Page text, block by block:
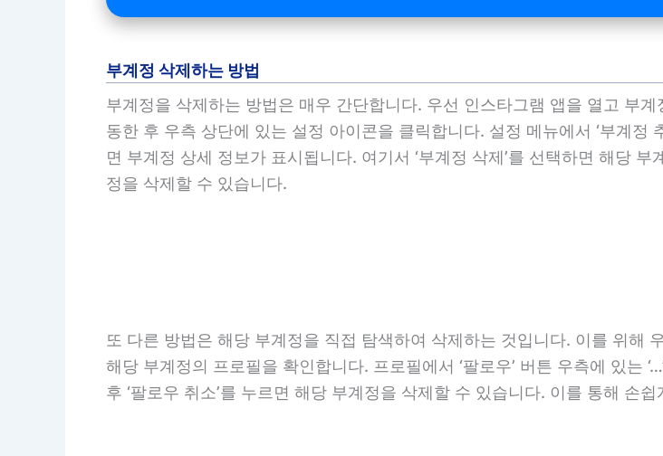
부계정 삭제하는 방법
부계정을 삭제하는 방법은 매우 간단합니다. 우선 인스타그램 앱을 열고 부
동한 후 우측 상단에 있는 설정 아이콘을 클릭합니다. 설정 메뉴에서 ‘부계정
면 부계정 상세 정보가 표시됩니다. 여기서 ‘부계정 삭제’를 선택하면 해당
정을 삭제할 수 있습니다.
또 다른 방법은 해당 부계정을 직접 탐색하여 삭제하는 것입니다. 이를 위해
해당 부계정의 프로필을 확인합니다. 프로필에서 ‘팔로우’ 버튼 우측에 있는
후 ‘팔로우 취소’를 누르면 해당 부계정을 삭제할 수 있습니다. 이를 통해 손